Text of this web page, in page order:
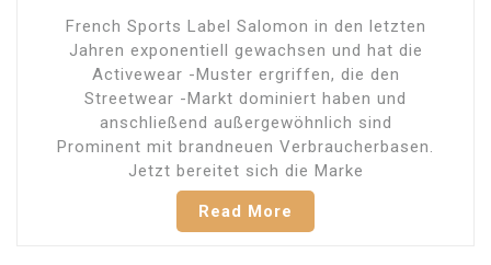
French Sports Label Salomon in den letzten
Jahren exponentiell gewachsen und hat die
Activewear -Muster ergriffen, die den
Streetwear -Markt dominiert haben und
anschließend außergewöhnlich sind
Prominent mit brandneuen Verbraucherbasen.
Jetzt bereitet sich die Marke
Read More